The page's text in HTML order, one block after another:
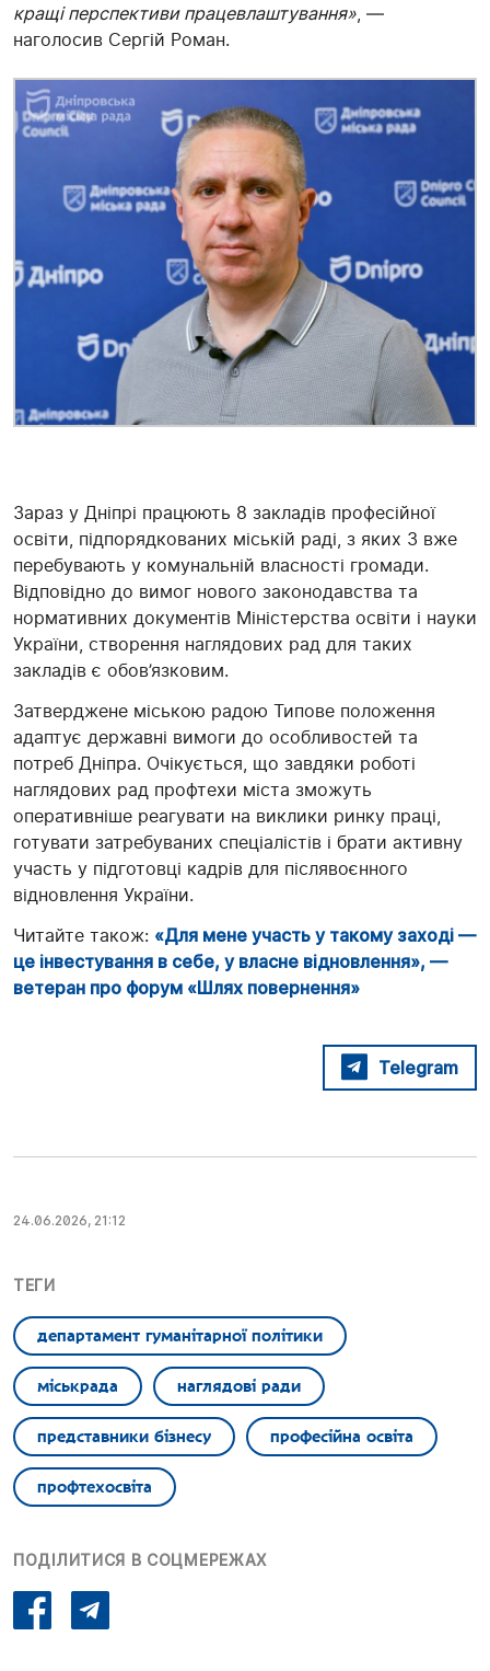
кращі перспективи працевлаштування», —
наголосив Сергій Роман.
Зараз у Дніпрі працюють 8 закладів професійної
освіти, підпорядкованих міській раді, з яких 3 вже
перебувають у комунальній власності громади.
Відповідно до вимог нового законодавства та
нормативних документів Міністерства освіти і науки
України, створення наглядових рад для таких
закладів є обов’язковим.
Затверджене міською радою Типове положення
адаптує державні вимоги до особливостей та
потреб Дніпра. Очікується, що завдяки роботі
наглядових рад профтехи міста зможуть
оперативніше реагувати на виклики ринку праці,
готувати затребуваних спеціалістів і брати активну
участь у підготовці кадрів для післявоєнного
відновлення України.
Читайте також: «Для мене участь у такому заході —
це інвестування в себе, у власне відновлення», —
ветеран про форум «Шлях повернення»
Telegram
24.06.2026, 21:12
ТЕГИ
департамент гуманітарної політики
міськрада наглядові ради
представники бізнесу професійна освіта
профтехосвіта
ПОДІЛИТИСЯ В СОЦМЕРЕЖАХ